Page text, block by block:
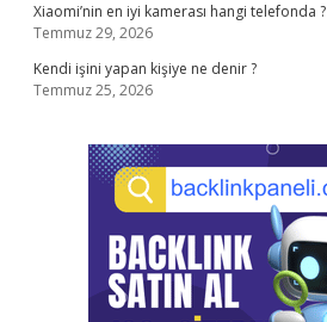
Xiaomi’nin en iyi kamerası hangi telefonda ?
Temmuz 29, 2026
Kendi işini yapan kişiye ne denir ?
Temmuz 25, 2026